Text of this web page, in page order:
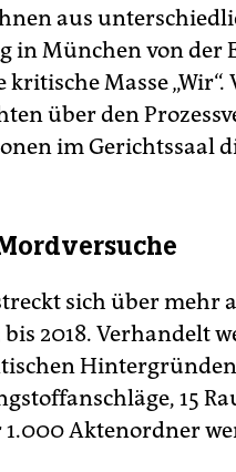
aus
in München von der
Masse „Wir“.
über den
im Gerichtssaal
sich über mehr
2018. Verhandelt
15
Aktenordner